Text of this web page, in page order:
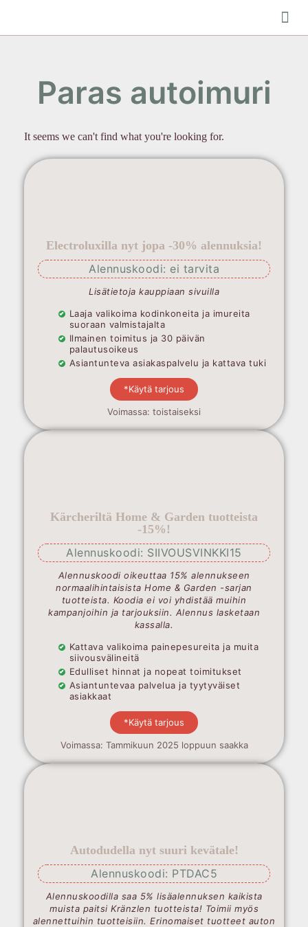
Paras autoimuri
It seems we can't find what you're looking for.
Electroluxilla nyt jopa -30% alennuksia!
Alennuskoodi: ei tarvita
Lisätietoja kauppiaan sivuilla
Laaja valikoima kodinkoneita ja imureita
suoraan valmistajalta
Ilmainen toimitus ja 30 päivän
palautusoikeus
Asiantunteva asiakaspalvelu ja kattava tuki
*Käytä tarjous
Voimassa: toistaiseksi
Kärcheriltä Home & Garden tuotteista
-15%!
Alennuskoodi: SIIVOUSVINKKI15
Alennuskoodi oikeuttaa 15% alennukseen
normaalihintaisista Home & Garden -sarjan
tuotteista. Koodia ei voi yhdistää muihin
kampanjoihin ja tarjouksiin. Alennus lasketaan
kassalla.
Kattava valikoima painepesureita ja muita
siivousvälineitä
Edulliset hinnat ja nopeat toimitukset
Asiantuntevaa palvelua ja tyytyväiset
asiakkaat
*Käytä tarjous
Voimassa: Tammikuun 2025 loppuun saakka
Autodudella nyt suuri kevätale!
Alennuskoodi: PTDAC5
Alennuskoodilla saa 5% lisäalennuksen kaikista
muista paitsi Kränzlen tuotteista! Toimii myös
alennettuihin tuotteisiin. Erinomaiset tuotteet auton